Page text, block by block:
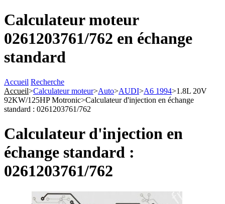
Calculateur moteur
0261203761/762 en échange
standard
Accueil Recherche
Accueil>Calculateur moteur>Auto>AUDI>A6 1994>1.8L 20V
92KW/125HP Motronic>Calculateur d'injection en échange
standard : 0261203761/762
Calculateur d'injection en
échange standard :
0261203761/762